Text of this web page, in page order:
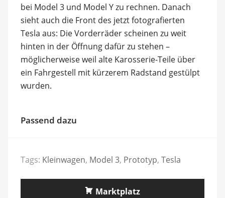
bei Model 3 und Model Y zu rechnen. Danach
sieht auch die Front des jetzt fotografierten
Tesla aus: Die Vorderräder scheinen zu weit
hinten in der Öffnung dafür zu stehen –
möglicherweise weil alte Karosserie-Teile über
ein Fahrgestell mit kürzerem Radstand gestülpt
wurden.
Passend dazu
Tags: Kleinwagen, Model 3, Prototyp, Tesla
Marktplatz